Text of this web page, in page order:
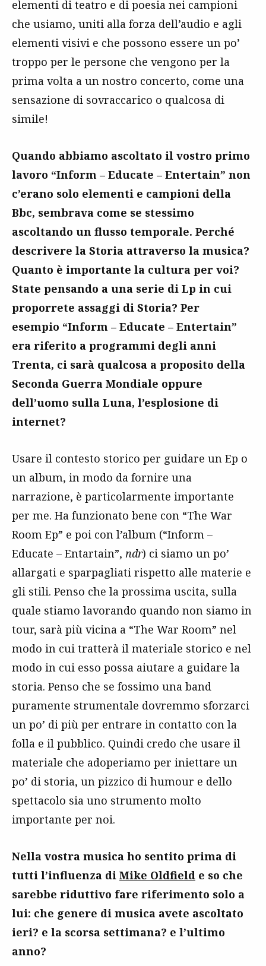
elementi di teatro e di poesia nei campioni
che usiamo, uniti alla forza dell’audio e agli
elementi visivi e che possono essere un po’
troppo per le persone che vengono per la
prima volta a un nostro concerto, come una
sensazione di sovraccarico o qualcosa di
simile!
Quando abbiamo ascoltato il vostro primo
lavoro “Inform – Educate – Entertain” non
c’erano solo elementi e campioni della
Bbc, sembrava come se stessimo
ascoltando un flusso temporale. Perché
descrivere la Storia attraverso la musica?
Quanto è importante la cultura per voi?
State pensando a una serie di Lp in cui
proporrete assaggi di Storia? Per
esempio “Inform – Educate – Entertain”
era riferito a programmi degli anni
Trenta, ci sarà qualcosa a proposito della
Seconda Guerra Mondiale oppure
dell’uomo sulla Luna, l’esplosione di
internet?
Usare il contesto storico per guidare un Ep o
un album, in modo da fornire una
narrazione, è particolarmente importante
per me. Ha funzionato bene con “The War
Room Ep” e poi con l’album (“Inform –
Educate – Entartain”, ndr) ci siamo un po’
allargati e sparpagliati rispetto alle materie e
gli stili. Penso che la prossima uscita, sulla
quale stiamo lavorando quando non siamo in
tour, sarà più vicina a “The War Room” nel
modo in cui tratterà il materiale storico e nel
modo in cui esso possa aiutare a guidare la
storia. Penso che se fossimo una band
puramente strumentale dovremmo sforzarci
un po’ di più per entrare in contatto con la
folla e il pubblico. Quindi credo che usare il
materiale che adoperiamo per iniettare un
po’ di storia, un pizzico di humour e dello
spettacolo sia uno strumento molto
importante per noi.
Nella vostra musica ho sentito prima di
tutti l’influenza di Mike Oldfield e so che
sarebbe riduttivo fare riferimento solo a
lui: che genere di musica avete ascoltato
ieri? e la scorsa settimana? e l’ultimo
anno?